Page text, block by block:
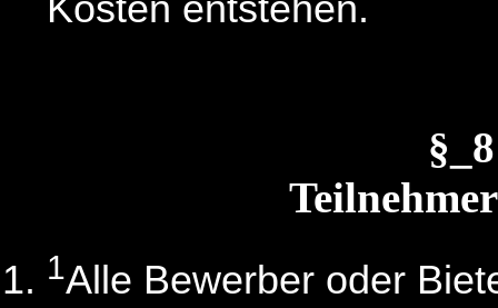
Kosten entstehen.
1Alle Bewerber oder